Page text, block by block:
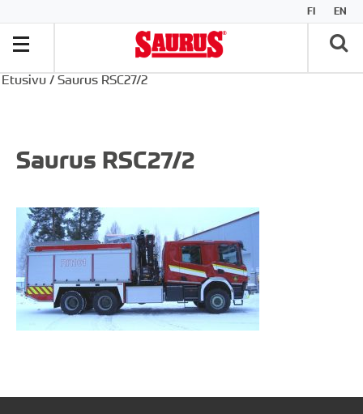
FI EN
Etusivu / Saurus RSC27/2
Saurus RSC27/2